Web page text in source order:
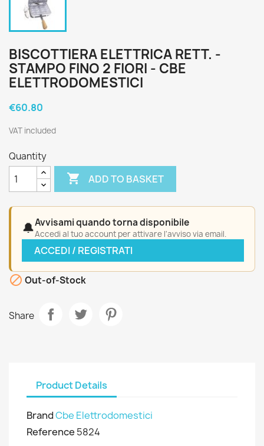
BISCOTTIERA ELETTRICA RETT. -
STAMPO FINO 2 FIORI - CBE
ELETTRODOMESTICI
€60.80
VAT included
Quantity
 ADD TO BASKET
🔔Avvisami quando torna disponibile
Accedi al tuo account per attivare l'avviso via email.
ACCEDI / REGISTRATI
 Out-of-Stock
Share
Product Details
BrandCbe Elettrodomestici
Reference 5824